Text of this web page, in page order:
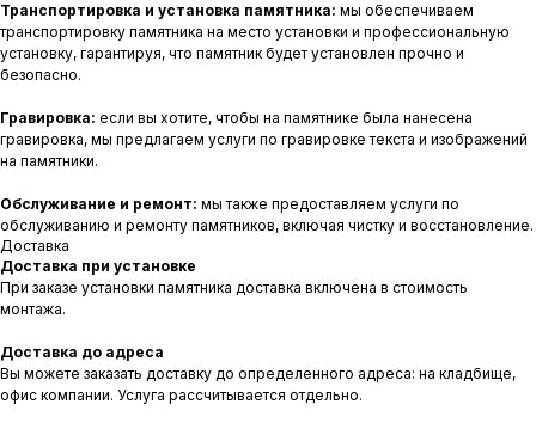
Транспортировка и установка памятника: мы обеспечиваем
транспортировку памятника на место установки и профессиональную
установку, гарантируя, что памятник будет установлен прочно и
безопасно.
Гравировка: если вы хотите, чтобы на памятнике была нанесена
гравировка, мы предлагаем услуги по гравировке текста и изображений
на памятники.
Обслуживание и ремонт: мы также предоставляем услуги по
обслуживанию и ремонту памятников, включая чистку и восстановление.
Доставка
Доставка при установке
При заказе установки памятника доставка включена в стоимость
монтажа.
Доставка до адреса
Вы можете заказать доставку до определенного адреса: на кладбище,
офис компании. Услуга рассчитывается отдельно.